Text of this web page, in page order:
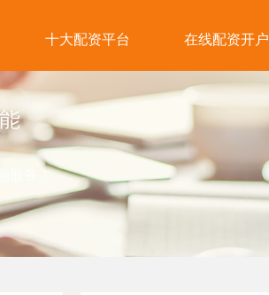
十大配资平台 在线配资开户
服务！